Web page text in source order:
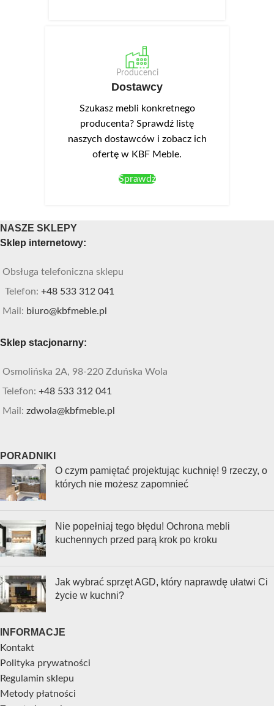
Producenci
Dostawcy
Szukasz mebli konkretnego
producenta? Sprawdź listę
naszych dostawców i zobacz ich
ofertę w KBF Meble.
Sprawdź
NASZE SKLEPY
Sklep internetowy:
Obsługa telefoniczna sklepu
Telefon: +48 533 312 041
Mail: biuro@kbfmeble.pl
Sklep stacjonarny:
Osmolińska 2A, 98-220 Zduńska Wola
Telefon: +48 533 312 041
Mail: zdwola@kbfmeble.pl
PORADNIKI
O czym pamiętać projektując kuchnię! 9 rzeczy, o
których nie możesz zapomnieć
Nie popełniaj tego błędu! Ochrona mebli
kuchennych przed parą krok po kroku
Jak wybrać sprzęt AGD, który naprawdę ułatwi Ci
życie w kuchni?
INFORMACJE
Kontakt
Polityka prywatności
Regulamin sklepu
Metody płatności